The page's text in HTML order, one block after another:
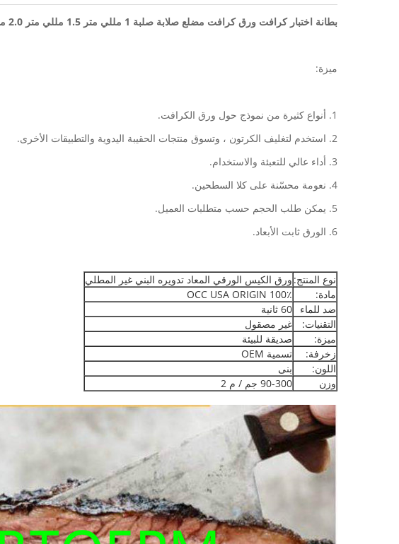
بطانة اختبار كرافت ورق كرافت مضلع صلابة صلبة 1 مللي متر 1.5 مللي متر 2.0 مللي متر 3.5 مللي متر 4.0 مللي متر بطانة أثاث مغلفة لوح ورقي رمادي
ميزة:
1. أنواع كثيرة من نموذج حول ورق الكرافت.
2. استخدم لتغليف الكرتون ، وتسوق منتجات الحقيبة اليدوية والتطبيقات الأخرى.
3. أداء عالي للتعبئة والاستخدام.
4. نعومة محسّنة على كلا السطحين.
5. يمكن طلب الحجم حسب متطلبات العميل.
6. الورق ثابت الأبعاد.
نوع المنتج: ورق الكيس الورقي المعاد تدويره البني غير المطلي
مادة:
100٪ OCC USA ORIGIN
ضد للماء
60 ثانية
التقنيات:
غير مصقول
ميزة:
صديقة للبيئة
زخرفة:
تسمية OEM
اللون:
بنى
وزن
90-300 جم / م 2